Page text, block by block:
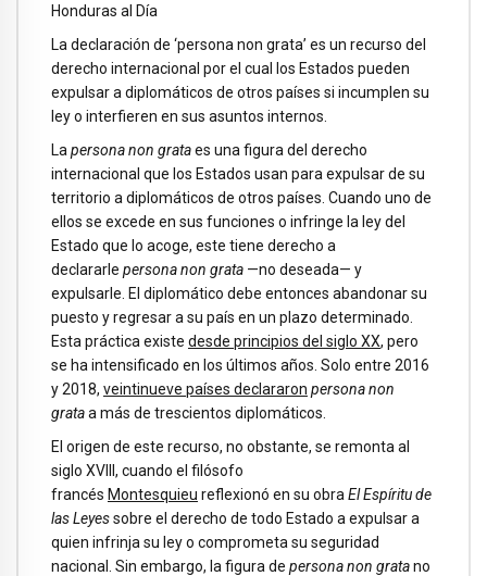
Honduras al Día
La declaración de ‘persona non grata’ es un recurso del
derecho internacional por el cual los Estados pueden
expulsar a diplomáticos de otros países si incumplen su
ley o interfieren en sus asuntos internos.
La persona non grataes una figura del derecho
internacional que los Estados usan para expulsar de su
territorio a diplomáticos de otros países. Cuando uno de
ellos se excede en sus funciones o infringe la ley del
Estado que lo acoge, este tiene derecho a
declararle persona non grata —no deseada— y
expulsarle. El diplomático debe entonces abandonar su
puesto y regresar a su país en un plazo determinado.
Esta práctica existe desde principios del siglo XX, pero
se ha intensificado en los últimos años. Solo entre 2016
y 2018, veintinueve países declararon persona non
grataa más de trescientos diplomáticos.
El origen de este recurso, no obstante, se remonta al
siglo XVIII, cuando el filósofo
francés Montesquieu reflexionó en su obra El Espíritu de
las Leyessobre el derecho de todo Estado a expulsar a
quien infrinja su ley o comprometa su seguridad
nacional. Sin embargo, la figura de persona non gratano